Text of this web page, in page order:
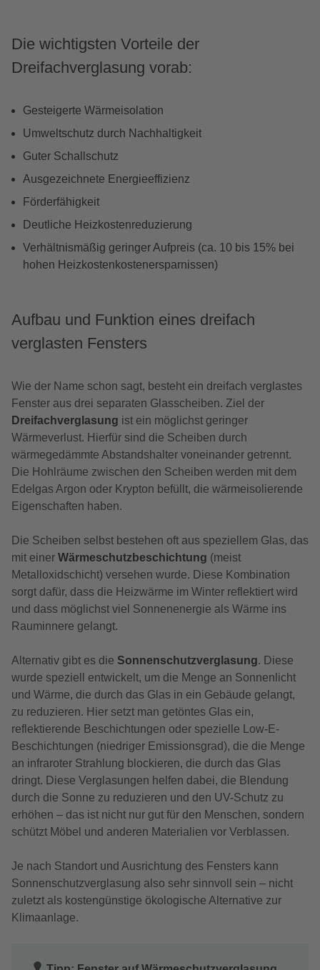
Die wichtigsten Vorteile der
Dreifachverglasung vorab:
Gesteigerte Wärmeisolation
Umweltschutz durch Nachhaltigkeit
Guter Schallschutz
Ausgezeichnete Energieeffizienz
Förderfähigkeit
Deutliche Heizkostenreduzierung
Verhältnismäßig geringer Aufpreis (ca. 10 bis 15% bei
hohen Heizkostenkostenersparnissen)
Aufbau und Funktion eines dreifach
verglasten Fensters
Wie der Name schon sagt, besteht ein dreifach verglastes
Fenster aus drei separaten Glasscheiben. Ziel der
Dreifachverglasung ist ein möglichst geringer
Wärmeverlust. Hierfür sind die Scheiben durch
wärmegedämmte Abstandshalter voneinander getrennt.
Die Hohlräume zwischen den Scheiben werden mit dem
Edelgas Argon oder Krypton befüllt, die wärmeisolierende
Eigenschaften haben.
Die Scheiben selbst bestehen oft aus speziellem Glas, das
mit einer Wärmeschutzbeschichtung (meist
Metalloxidschicht) versehen wurde. Diese Kombination
sorgt dafür, dass die Heizwärme im Winter reflektiert wird
und dass möglichst viel Sonnenenergie als Wärme ins
Rauminnere gelangt.
Alternativ gibt es die Sonnenschutzverglasung. Diese
wurde speziell entwickelt, um die Menge an Sonnenlicht
und Wärme, die durch das Glas in ein Gebäude gelangt,
zu reduzieren. Hier setzt man getöntes Glas ein,
reflektierende Beschichtungen oder spezielle Low-E-
Beschichtungen (niedriger Emissionsgrad), die die Menge
an infraroter Strahlung blockieren, die durch das Glas
dringt. Diese Verglasungen helfen dabei, die Blendung
durch die Sonne zu reduzieren und den UV-Schutz zu
erhöhen – das ist nicht nur gut für den Menschen, sondern
schützt Möbel und anderen Materialien vor Verblassen.
Je nach Standort und Ausrichtung des Fensters kann
Sonnenschutzverglasung also sehr sinnvoll sein – nicht
zuletzt als kostengünstige ökologische Alternative zur
Klimaanlage.